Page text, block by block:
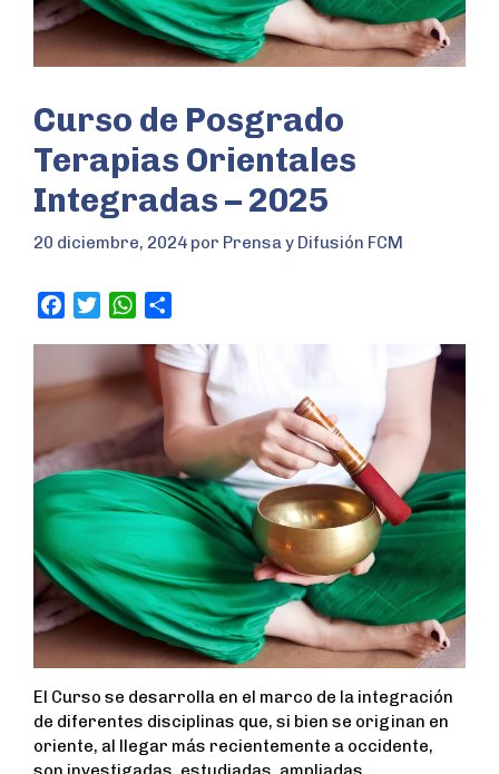
Curso de Posgrado
Terapias Orientales
Integradas – 2025
20 diciembre, 2024 por Prensa y Difusión FCM
e
o
k
i
e
r
W
a
t
s
A
p
p
a
El Curso se desarrolla en el marco de la integración
de diferentes disciplinas que, si bien se originan en
oriente, al llegar más recientemente a occidente,